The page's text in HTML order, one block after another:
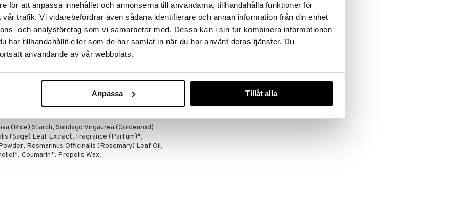
för att anpassa innehållet och annonserna till användarna, tillhandahålla funktioner för
trafik. Vi vidarebefordrar även sådana identifierare och annan information från din enhet
och analysföretag som vi samarbetar med. Dessa kan i sin tur kombinera informationen
har tillhandahållit eller som de har samlat in när du har använt deras tjänster. Du
användande av vår webbplats.
Anpassa Tillåt alla
terveyttä
ohuena kerroksena jalkaterän alle ja varpaiden
(Rice) Starch, Solidago Virgaurea (Goldenrod)
(Sage) Leaf Extract, Fragrance (Parfum)*,
Rosmarinus Officinalis (Rosemary) Leaf Oil,
Coumarin*, Propolis Wax.